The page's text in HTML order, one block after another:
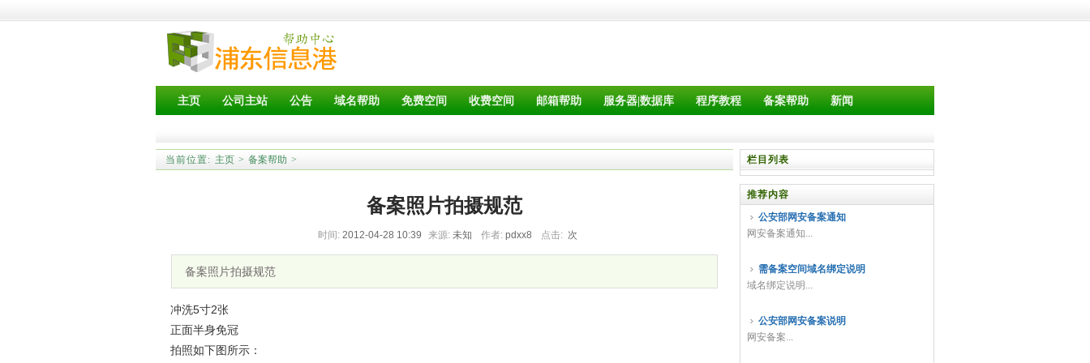
主页 公司主站 公告 域名帮助 免费空间 收费空间 邮箱帮助 服务器|数据库 程序教程 备案帮助 新闻
当前位置: 主页 > 备案帮助 >
备案照片拍摄规范
时间: 2012-04-28 10:39 来源: 未知 作者: pdxx8 点击: 次
备案照片拍摄规范
冲洗5寸2张
正面半身免冠
拍照如下图所示：
栏目列表
推荐内容
公安部网安备案通知
网安备案通知...
需备案空间域名绑定说明
域名绑定说明...
公安部网安备案说明
网安备案...